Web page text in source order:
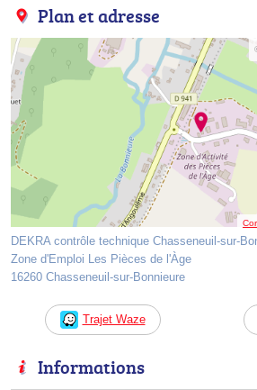
Plan et adresse
DEKRA contrôle technique Chasseneuil-sur-
Zone d'Emploi Les Pièces de l'Àge
16260 Chasseneuil-sur-Bonnieure
Trajet Waze
Informations